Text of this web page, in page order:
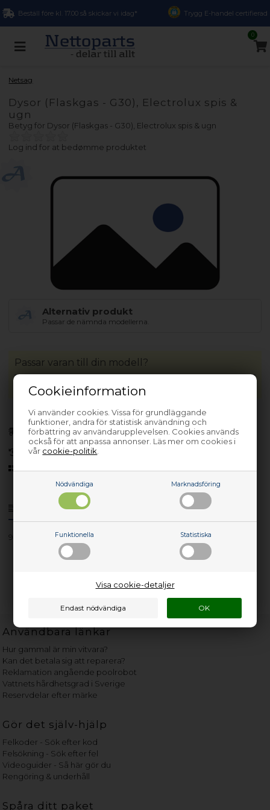
Cookieinformation
Vi använder cookies. Vissa för grundläggande
funktioner, andra för statistisk användning och
förbättring av användarupplevelsen. Cookies används
också för att anpassa annonser. Läs mer om cookies i
vår cookie-politik
Nödvändiga Marknadsföring
Funktionella Statistiska
Visa cookie-detaljer
Beställ före kl. 17.00 så skickar vi idag* Trygg E-handel certifierad
0
Netsag
Dysor (Flaskgas - G30), Electrolux spis &
ugn
Betyg för Dysor (Flaskgas - G30), Electrolux spis & ugn
Log ind for at bedømme produktet
Alternativ produkt
Passar de nämnda modellerna.
Produktinfo
94964052400
Förhandsbeställa
(Lev. 3-5 arbetsdagar.Läs mer)
30 dagars returrätt
Passar varan till din modell?
Användbara länkar
Hur gammal är min vitvara?
Kan det betala sig att reparera?
Reklamation angående poolrobot
Vattnets hårdhetsgrad i Sverige
Reservdelar efter märke
Gör det själv-hjälp
Felkoder - Sök efter kod
Felsökning - Sök efter fel
Videoguider - Så här gör du
Rengöring & underhåll
Spåra ditt paket